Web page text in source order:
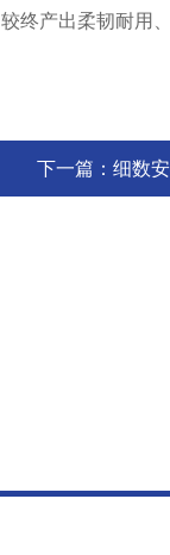
终产出柔韧耐用
下一篇： 细数